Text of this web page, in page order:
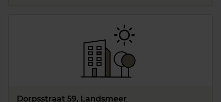
Dorpsstraat 59, Landsmeer